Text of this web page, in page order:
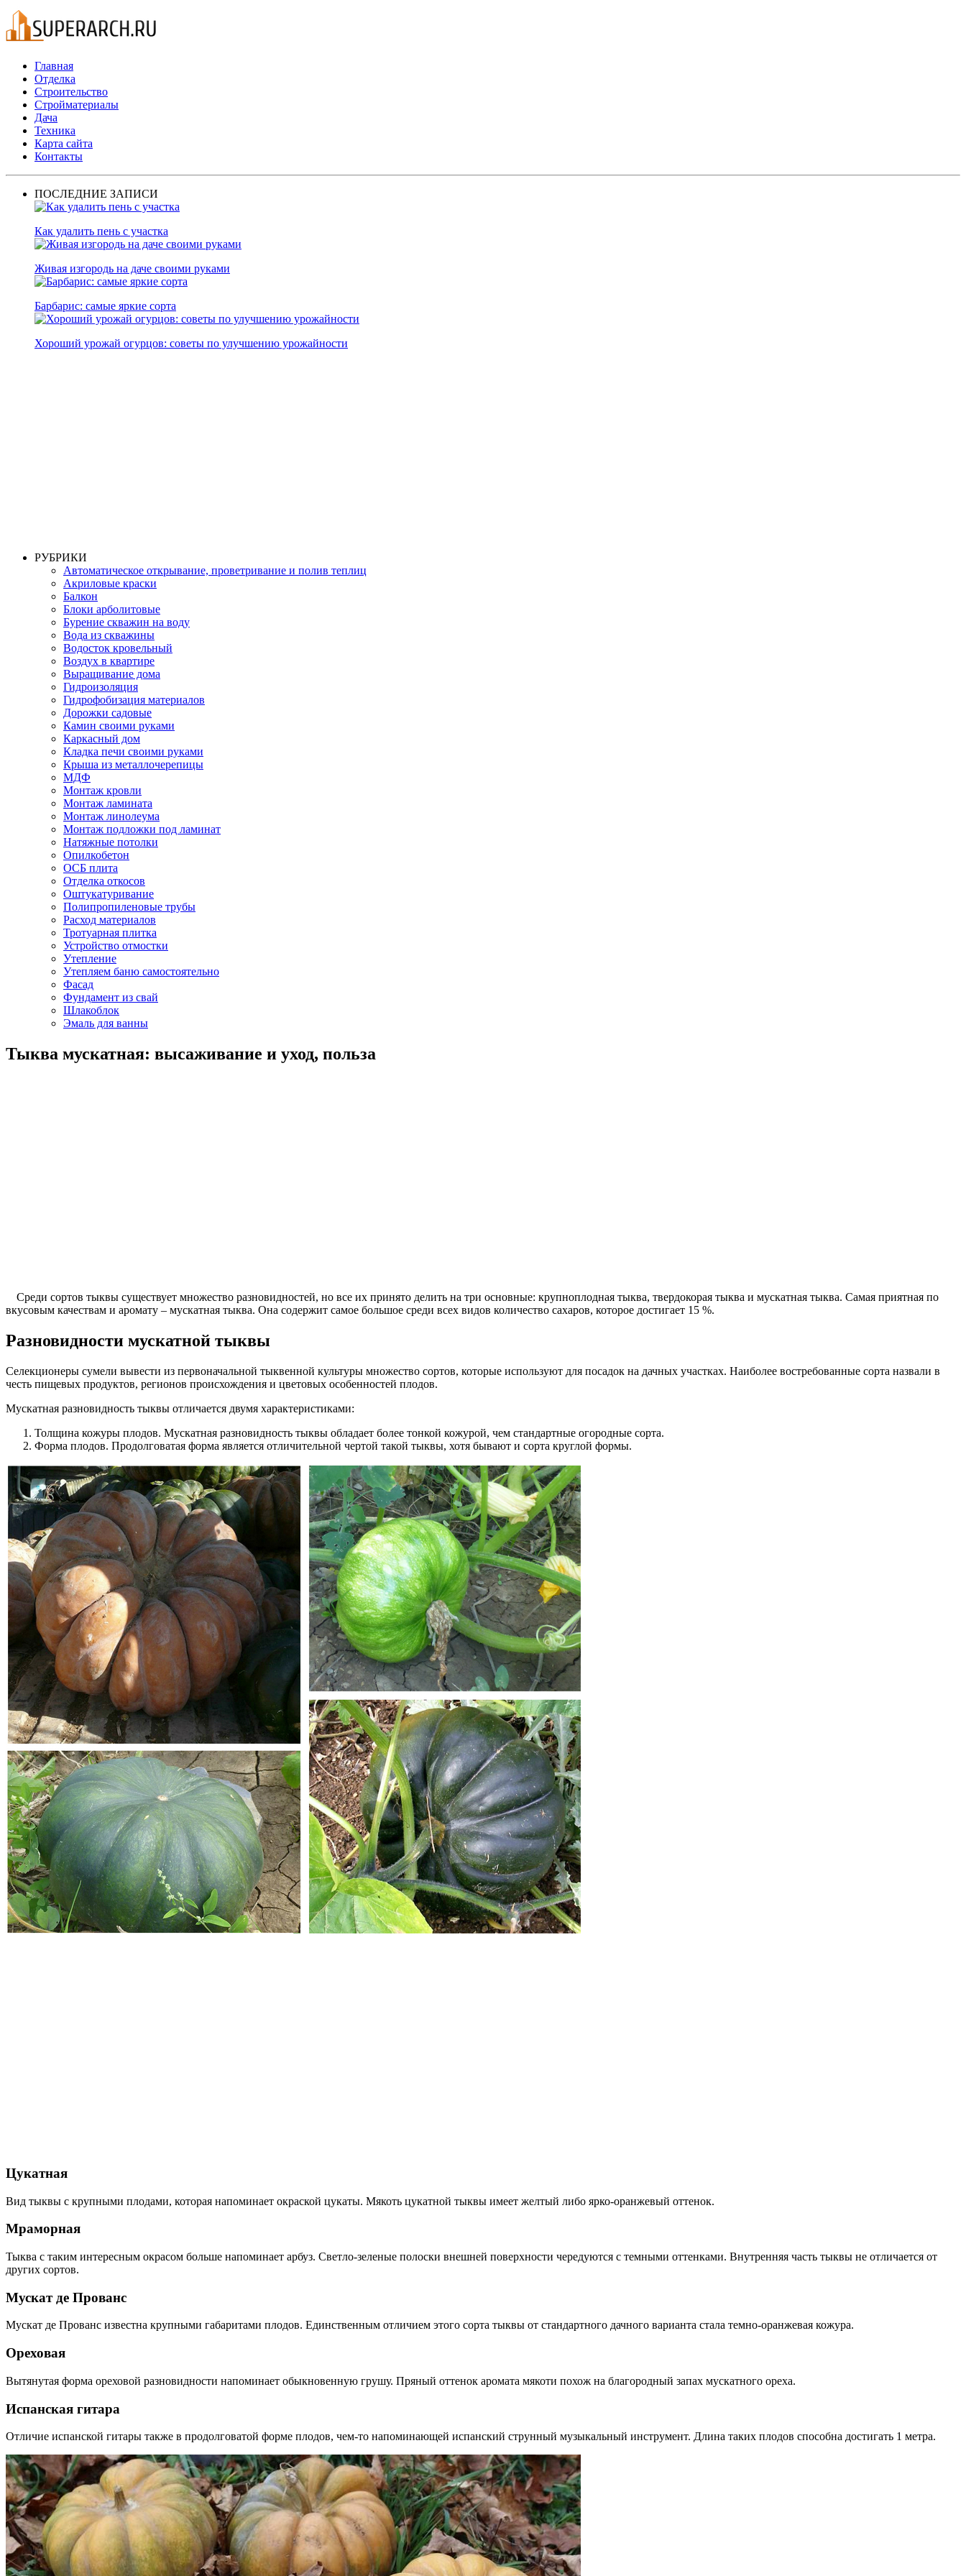
Главная
Отделка
Строительство
Стройматериалы
Дача
Техника
Карта сайта
Контакты
ПОСЛЕДНИЕ ЗАПИСИ
Как удалить пень с участка
Живая изгородь на даче своими руками
Барбарис: самые яркие сорта
Хороший урожай огурцов: советы по улучшению урожайности
РУБРИКИ
Автоматическое открывание, проветривание и полив теплиц
Акриловые краски
Балкон
Блоки арболитовые
Бурение скважин на воду
Вода из скважины
Водосток кровельный
Воздух в квартире
Выращивание дома
Гидроизоляция
Гидрофобизация материалов
Дорожки садовые
Камин своими руками
Каркасный дом
Кладка печи своими руками
Крыша из металлочерепицы
МДФ
Монтаж кровли
Монтаж ламината
Монтаж линолеума
Монтаж подложки под ламинат
Натяжные потолки
Опилкобетон
ОСБ плита
Отделка откосов
Оштукатуривание
Полипропиленовые трубы
Расход материалов
Тротуарная плитка
Устройство отмостки
Утепление
Утепляем баню самостоятельно
Фасад
Фундамент из свай
Шлакоблок
Эмаль для ванны
Тыква мускатная: высаживание и уход, польза
Среди сортов тыквы существует множество разновидностей, но все их принято делить на три основные: крупноплодная тыква, твердокорая тыква и мускатная тыква. Самая приятная по
вкусовым качествам и аромату – мускатная тыква. Она содержит самое большое среди всех видов количество сахаров, которое достигает 15 %.
Разновидности мускатной тыквы
Селекционеры сумели вывести из первоначальной тыквенной культуры множество сортов, которые используют для посадок на дачных участках. Наиболее востребованные сорта назвали в
честь пищевых продуктов, регионов происхождения и цветовых особенностей плодов.
Мускатная разновидность тыквы отличается двумя характеристиками:
Толщина кожуры плодов. Мускатная разновидность тыквы обладает более тонкой кожурой, чем стандартные огородные сорта.
Форма плодов. Продолговатая форма является отличительной чертой такой тыквы, хотя бывают и сорта круглой формы.
Цукатная
Вид тыквы с крупными плодами, которая напоминает окраской цукаты. Мякоть цукатной тыквы имеет желтый либо ярко-оранжевый оттенок.
Мраморная
Тыква с таким интересным окрасом больше напоминает арбуз. Светло-зеленые полоски внешней поверхности чередуются с темными оттенками. Внутренняя часть тыквы не отличается от
других сортов.
Мускат де Прованс
Мускат де Прованс известна крупными габаритами плодов. Единственным отличием этого сорта тыквы от стандартного дачного варианта стала темно-оранжевая кожура.
Ореховая
Вытянутая форма ореховой разновидности напоминает обыкновенную грушу. Пряный оттенок аромата мякоти похож на благородный запах мускатного ореха.
Испанская гитара
Отличие испанской гитары также в продолговатой форме плодов, чем-то напоминающей испанский струнный музыкальный инструмент. Длина таких плодов способна достигать 1 метра.